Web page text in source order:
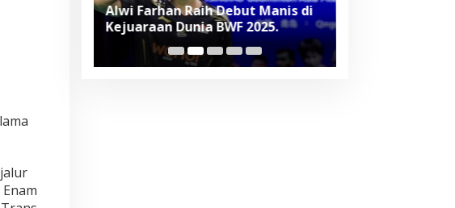
Alwi Farhan Raih Debut Manis di
Kejuaraan Dunia BWF 2025.